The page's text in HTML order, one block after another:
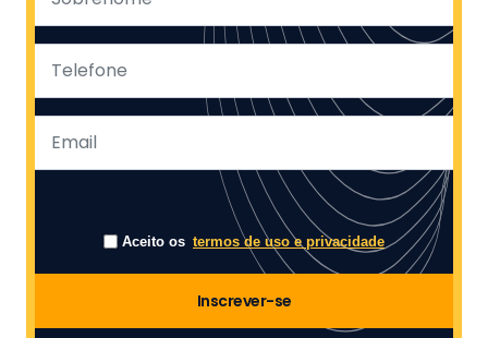
Aceito os termos de uso e privacidade
Inscrever-se